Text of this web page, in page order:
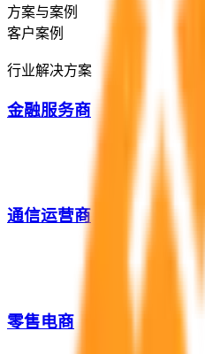
方案与案例
客户案例
行业解决方案
金融服务商
通信运营商
零售电商